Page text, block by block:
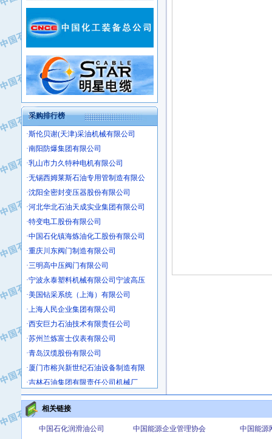
采购排行榜
·上海高桥石化
·中国石化扬子石油化工股份有限公司
·中国石化上海石油化工股份有限公司
·中国石油长庆油田分公司
·中国石油宁夏石化分公司
·山东墨龙石油机械股份有限公司
·大庆油田物资集团
·斯伦贝谢(天津)采油机械有限公司
·南阳防爆集团有限公司
·大港油田集团中成机械制造有限公司
·承德司达石油装备开发公司
·大港油田集团中成机械制造有限公司
·四川明星电缆有限公司
相关链接
中国石化润滑油公司 中国能源企业管理协会
中国能源